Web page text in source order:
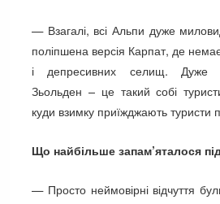
— Взагалі, всі Альпи дуже
поліпшена версія Карпат, де немає
і депресивних селищ. Дуже
Зьольден – це такий собі
куди взимку приїжджають туристи
Що найбільше запам’яталося
— Просто неймовірні відчуття